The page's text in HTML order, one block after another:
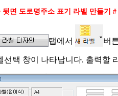
뒷면 도로명주소 표기 라벨 만들기 #
탭에서 버
선택 창이 나타납니다. 출력할